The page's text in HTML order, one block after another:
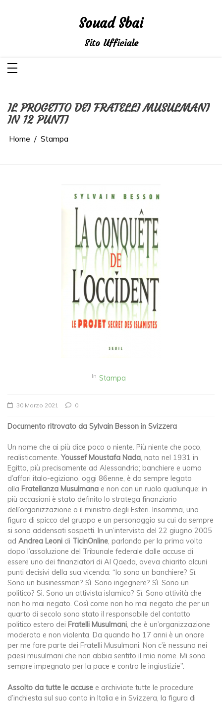
Souad Sbai
Sito Ufficiale
IL PROGETTO DEI FRATELLI MUSULMANI
IN 12 PUNTI
Home Stampa
In Stampa
30 Marzo 2021 0
Documento ritrovato da Sylvain Besson in Svizzera
Un nome che ai più dice poco o niente. Più niente che poco,
realisticamente. Youssef Moustafa Nada, nato nel 1931 in
Egitto, più precisamente ad Alessandria; banchiere e uomo
d’affari italo-egiziano, oggi 86enne, è da sempre legato
alla Fratellanza Musulmana e non con un ruolo qualunque: in
più occasioni è stato definito lo stratega finanziario
dell’organizzazione o il ministro degli Esteri. Insomma, una
figura di spicco del gruppo e un personaggio su cui da sempre
si sono addensati sospetti. In un’intervista del 22 giugno 2005
ad Andrea Leoni di TicinOnline, parlando per la prima volta
dopo l’assoluzione del Tribunale federale dalle accuse di
essere uno dei finanziatori di Al Qaeda, aveva chiarito alcuni
punti decisivi della sua vicenda: “Io sono un banchiere? Sì.
Sono un businessman? Sì. Sono ingegnere? Sì. Sono un
politico? Sì. Sono un attivista islamico? Sì. Sono attività che
non ho mai negato. Così come non ho mai negato che per un
quarto di secolo sono stato il responsabile del contatto
politico estero dei Fratelli Musulmani, che è un’organizzazione
moderata e non violenta. Da quando ho 17 anni è un onore
per me fare parte dei Fratelli Musulmani. Non c’è nessuno nei
paesi musulmani che non abbia sentito il mio nome. Mi sono
sempre impegnato per la pace e contro le ingiustizie”.
Assolto da tutte le accuse e archiviate tutte le procedure
d’inchiesta sul suo conto in Italia e in Svizzera, la figura di